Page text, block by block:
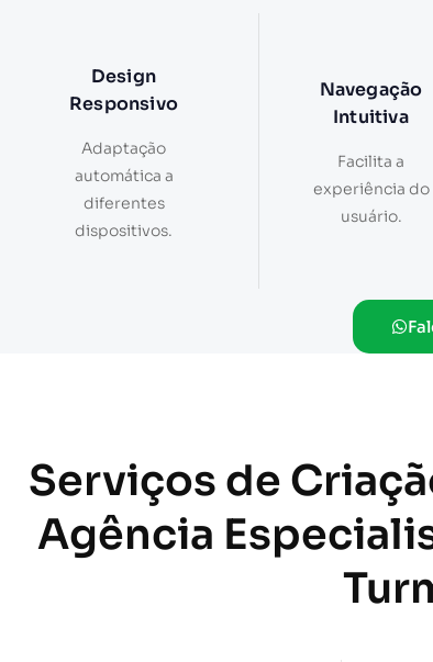
Design
Responsivo
Adaptação
automática a
diferentes
dispositivos.
Navegação
Intuitiva
Facilita a
experiência do
usuário.
Serviços de
Agência